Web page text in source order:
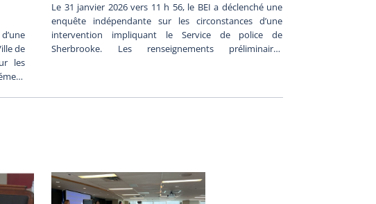
de
les
de
et
Le 31 janvier 2026 vers 11 h 56, le BEI a déclenché une
enquête indépendante sur les circonstances d’une
intervention impliquant le Service de police de
Sherbrooke. Les renseignements préliminaires
personne et ils seraient entrés de force à l’intérieur du
domicile ;Les policiers auraient alors retrouvé la
personne inconsciente à l’intérieur du domicile et les